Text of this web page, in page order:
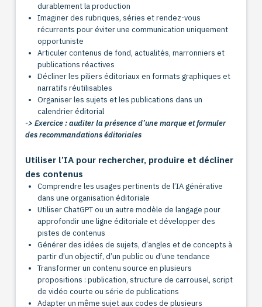
durablement la production
Imaginer des rubriques, séries et rendez-vous
récurrents pour éviter une communication uniquement
opportuniste
Articuler contenus de fond, actualités, marronniers et
publications réactives
Décliner les piliers éditoriaux en formats graphiques et
narratifs réutilisables
Organiser les sujets et les publications dans un
calendrier éditorial
-> Exercice : auditer la présence d’une marque et formuler
des recommandations éditoriales
Utiliser l’IA pour rechercher, produire et décliner
des contenus
Comprendre les usages pertinents de l’IA générative
dans une organisation éditoriale
Utiliser ChatGPT ou un autre modèle de langage pour
approfondir une ligne éditoriale et développer des
pistes de contenus
Générer des idées de sujets, d’angles et de concepts à
partir d’un objectif, d’un public ou d’une tendance
Transformer un contenu source en plusieurs
propositions : publication, structure de carrousel, script
de vidéo courte ou série de publications
Adapter un même sujet aux codes de plusieurs